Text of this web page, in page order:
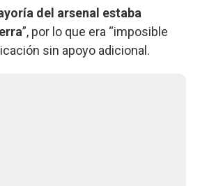
del arsenal estaba
”, por lo que era “imposible
sin apoyo adicional.